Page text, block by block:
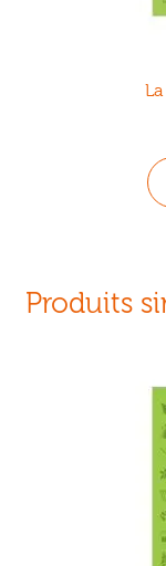
Produits